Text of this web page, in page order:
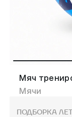
Мяч
Мячи
ПОДБОРКА